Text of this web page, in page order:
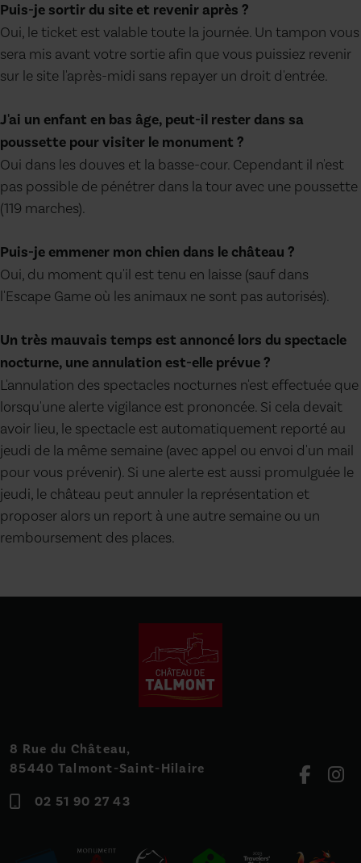
Puis-je sortir du site et revenir après ?
Oui, le ticket est valable toute la journée. Un tampon vous
sera mis avant votre sortie afin que vous puissiez revenir
sur le site l'après-midi sans repayer un droit d'entrée.
J'ai un enfant en bas âge, peut-il rester dans sa
poussette pour visiter le monument ?
Oui dans les douves et la basse-cour. Cependant il n'est
pas possible de pénétrer dans la tour avec une poussette
(119 marches).
Puis-je emmener mon chien dans le château ?
Oui, du moment qu'il est tenu en laisse (sauf dans
l'Escape Game où les animaux ne sont pas autorisés).
Un très mauvais temps est annoncé lors du spectacle
nocturne, une annulation est-elle prévue ?
L'annulation des spectacles nocturnes n'est effectuée que
lorsqu'une alerte vigilance est prononcée. Si cela devait
avoir lieu, le spectacle est automatiquement reporté au
jeudi de la même semaine (avec appel ou envoi d'un mail
pour vous prévenir). Si une alerte est aussi promulguée le
jeudi, le château peut annuler la représentation et
proposer alors un report à une autre semaine ou un
remboursement des places.
8 Rue du Château,
85440 Talmont-Saint-Hilaire
02 51 90 27 43